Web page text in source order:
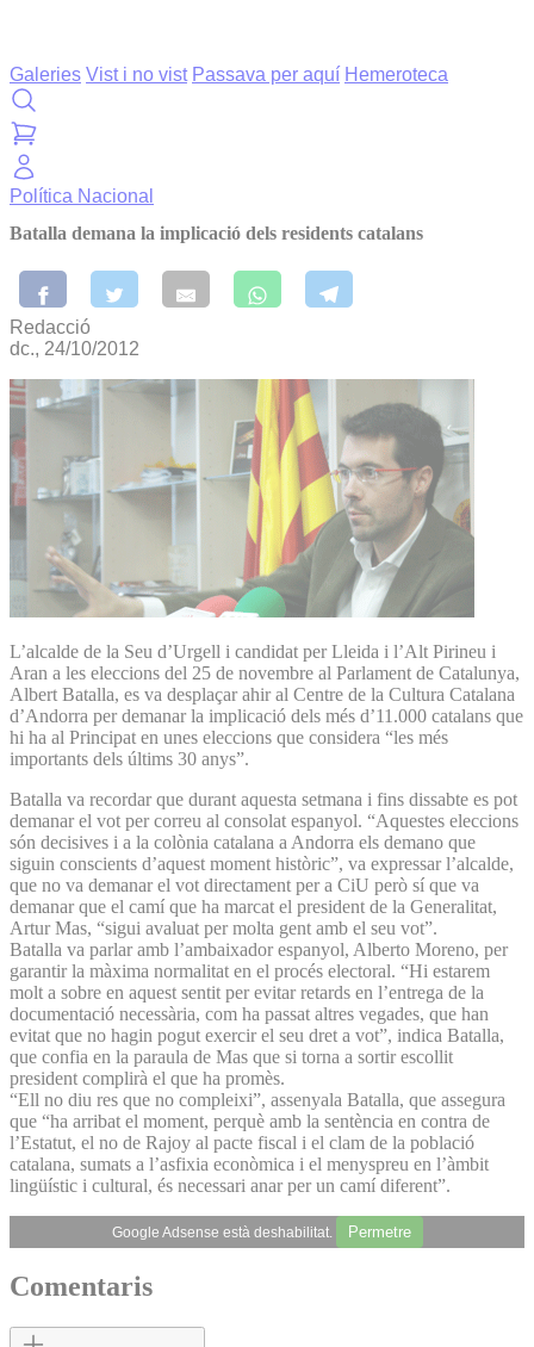
Galeries Vist i no vist Passava per aquí Hemeroteca
Política Nacional
Batalla demana la implicació dels residents catalans
Redacció
dc., 24/10/2012
L’alcalde de la Seu d’Urgell i candidat per Lleida i l’Alt Pirineu i
Aran a les eleccions del 25 de novembre al Parlament de Catalunya,
Albert Batalla, es va desplaçar ahir al Centre de la Cultura Catalana
d’Andorra per demanar la implicació dels més d’11.000 catalans que
hi ha al Principat en unes eleccions que considera “les més
importants dels últims 30 anys”.
Batalla va recordar que durant aquesta setmana i fins dissabte es pot
demanar el vot per correu al consolat espanyol. “Aquestes eleccions
són decisives i a la colònia catalana a Andorra els demano que
siguin conscients d’aquest moment històric”, va expressar l’alcalde,
que no va demanar el vot directament per a CiU però sí que va
demanar que el camí que ha marcat el president de la Generalitat,
Artur Mas, “sigui avaluat per molta gent amb el seu vot”.
Batalla va parlar amb l’ambaixador espanyol, Alberto Moreno, per
garantir la màxima normalitat en el procés electoral. “Hi estarem
molt a sobre en aquest sentit per evitar retards en l’entrega de la
documentació necessària, com ha passat altres vegades, que han
evitat que no hagin pogut exercir el seu dret a vot”, indica Batalla,
que confia en la paraula de Mas que si torna a sortir escollit
president complirà el que ha promès.
“Ell no diu res que no compleixi”, assenyala Batalla, que assegura
que “ha arribat el moment, perquè amb la sentència en contra de
l’Estatut, el no de Rajoy al pacte fiscal i el clam de la població
catalana, sumats a l’asfixia econòmica i el menyspreu en l’àmbit
lingüístic i cultural, és necessari anar per un camí diferent”.
Google Adsense està deshabilitat. Permetre
Comentaris